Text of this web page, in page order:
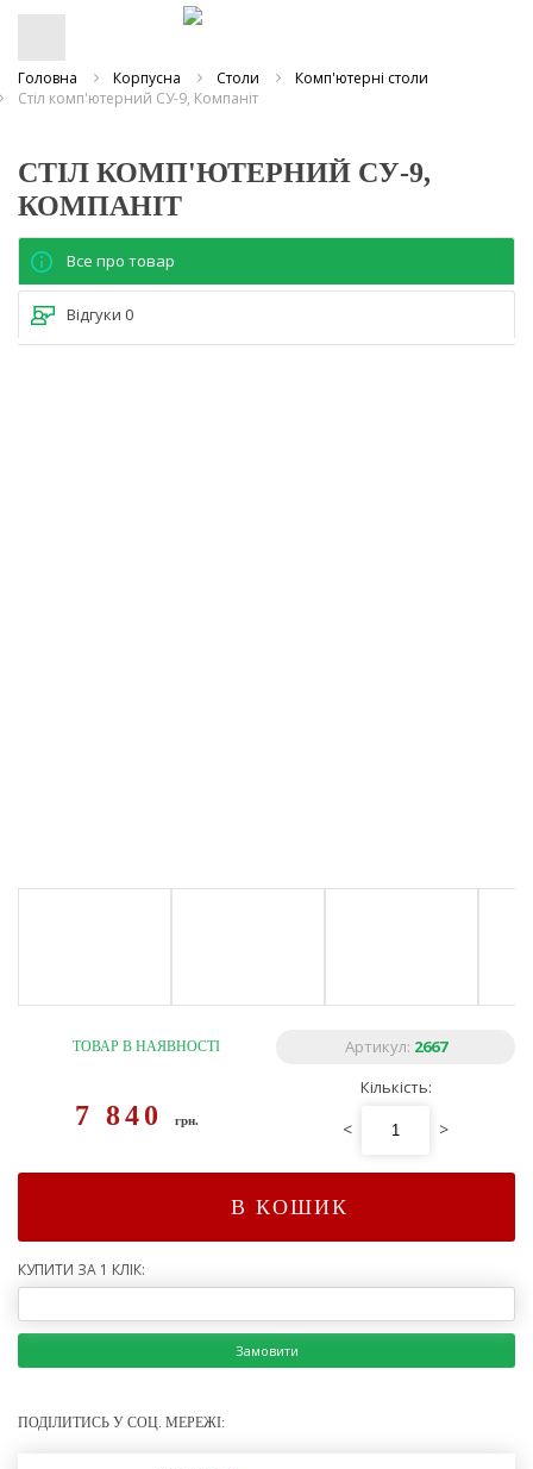
Головна Корпусна Столи
Комп'ютерні столи
Стіл комп'ютерний СУ-9, Компаніт
СТІЛ КОМП'ЮТЕРНИЙ СУ-9,
КОМПАНІТ
Все про товар
Відгуки 0
ТОВАР В НАЯВНОСТІ Артикул: 2667
7 840грн.
Кількість:
< >
В КОШИК
КУПИТИ ЗА 1 КЛІК:
Замовити
ПОДІЛИТИСЬ У СОЦ. МЕРЕЖІ: